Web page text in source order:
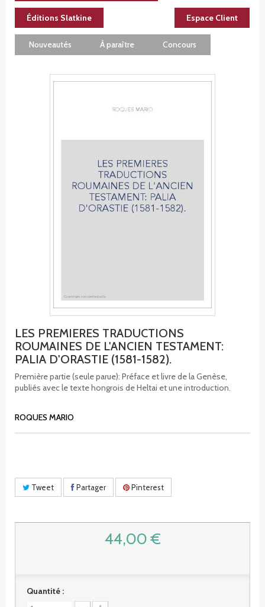
Éditions Slatkine Espace Client
Nouveautés À paraître Concours
LES PREMIERES TRADUCTIONS
ROUMAINES DE L'ANCIEN TESTAMENT:
PALIA D'ORASTIE (1581-1582).
Première partie (seule parue): Préface et livre de la Genèse,
publiés avec le texte hongrois de Heltai et une introduction.
ROQUES MARIO
Tweet Partager Pinterest
44,00 €
Quantité :